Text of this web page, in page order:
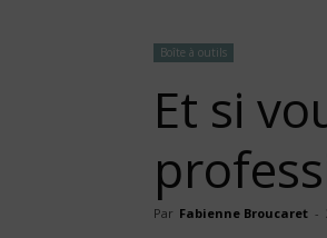
Boîte à outils
Et si
Par Fabienne Broucaret -